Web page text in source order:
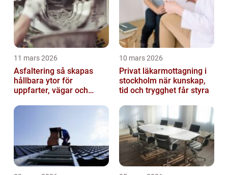
11 mars 2026
Asfaltering så skapas
hållbara ytor för
uppfarter, vägar och
10 mars 2026
Privat läkarmottagning i
stockholm när kunskap,
tid och trygghet får styra